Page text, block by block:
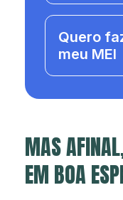
Quero
meu MEI
MAS
EM BOA